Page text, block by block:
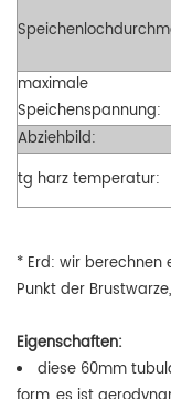
maximale
Speichenspannung:
Abziehbild:
tg harz temperatur:
* Erd: wir berechnen
Punkt der Brustwarze,
Eigenschaften:
diese 60mm